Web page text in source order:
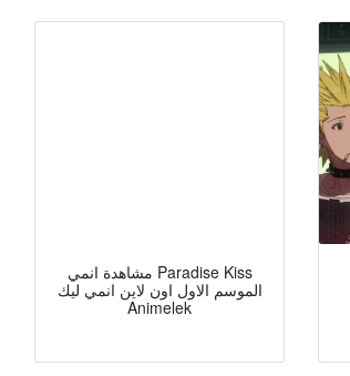
مشاهدة انمي Paradise Kiss
الموسم الاول اون لاين انمي ليك
Animelek